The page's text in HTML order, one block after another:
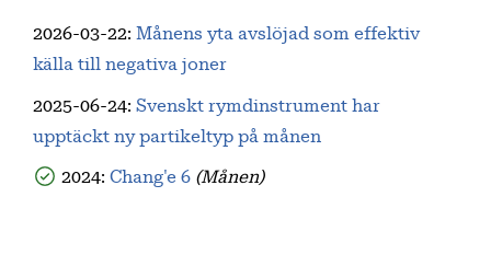
2026-03-22: Månens yta avslöjad som effektiv
källa till negativa joner
2025-06-24: Svenskt rymdinstrument har
upptäckt ny partikeltyp på månen
2024:Chang'e 6 (Månen)